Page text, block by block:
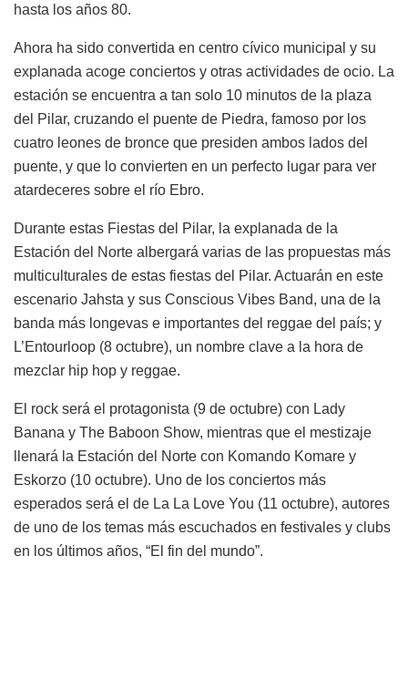
hasta los años 80.
Ahora ha sido convertida en centro cívico municipal y su
explanada acoge conciertos y otras actividades de ocio. La
estación se encuentra a tan solo 10 minutos de la plaza
del Pilar, cruzando el puente de Piedra, famoso por los
cuatro leones de bronce que presiden ambos lados del
puente, y que lo convierten en un perfecto lugar para ver
atardeceres sobre el río Ebro.
Durante estas Fiestas del Pilar, la explanada de la
Estación del Norte albergará varias de las propuestas más
multiculturales de estas fiestas del Pilar. Actuarán en este
escenario Jahsta y sus Conscious Vibes Band, una de la
banda más longevas e importantes del reggae del país; y
L’Entourloop (8 octubre), un nombre clave a la hora de
mezclar hip hop y reggae.
El rock será el protagonista (9 de octubre) con Lady
Banana y The Baboon Show, mientras que el mestizaje
llenará la Estación del Norte con Komando Komare y
Eskorzo (10 octubre). Uno de los conciertos más
esperados será el de La La Love You (11 octubre), autores
de uno de los temas más escuchados en festivales y clubs
en los últimos años, “El fin del mundo”.